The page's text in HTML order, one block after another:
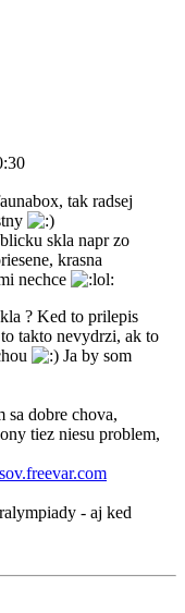
tak radsej
skla napr zo
krasna
nechce
? Ked to prilepis
takto nevydrzi, ak to
Ja by som
sa dobre chova,
tiez niesu problem,
- aj ked